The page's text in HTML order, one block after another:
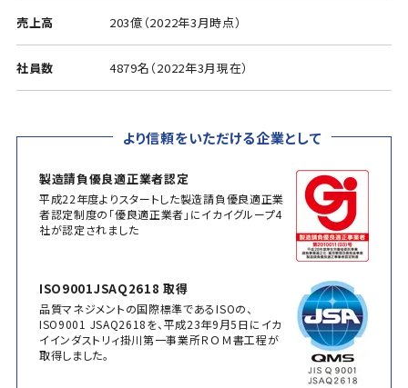
売上高 203億（2022年3月時点）
社員数 4879名（2022年3月現在）
より信頼をいただける企業として
製造請負優良適正業者認定
平成22年度よりスタートした製造請負優良適正業
者認定制度の「優良適正業者」にイカイグループ4
社が認定されました
ISO9001JSAQ2618 取得
品質マネジメントの国際標準であるISOの、
ISO9001 JSAQ2618を、平成23年9月5日にイカ
イインダストリィ掛川第一事業所ＲＯＭ書工程が
取得しました。